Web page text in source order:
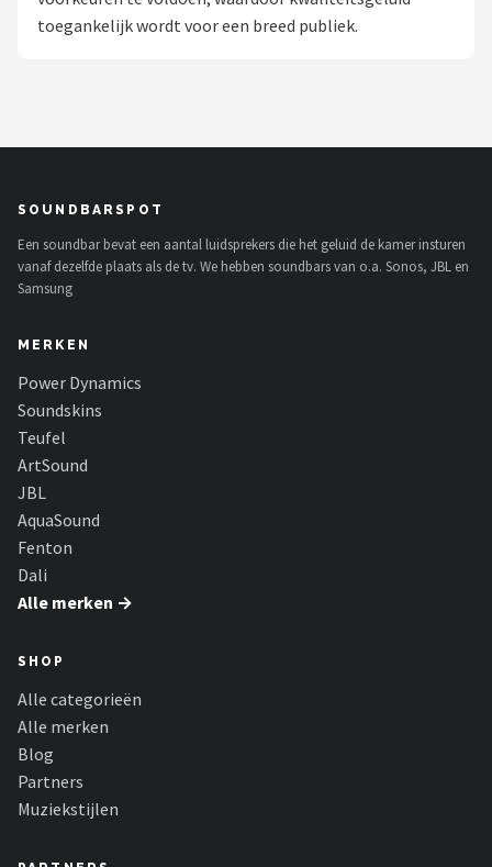
Power Dynamics
JBL
AquaSound
Dali
Ultimea
Alle merken →
toegankelijk wordt voor een breed publiek.
SOUNDBARSPOT
Een soundbar bevat een aantal luidsprekers die het geluid de kamer insturen
vanaf dezelfde plaats als de tv. We hebben soundbars van o.a. Sonos, JBL en
Samsung
MERKEN
Power Dynamics
Soundskins
Teufel
ArtSound
JBL
AquaSound
Fenton
Dali
Alle merken →
SHOP
Alle categorieën
Alle merken
Blog
Partners
Muziekstijlen